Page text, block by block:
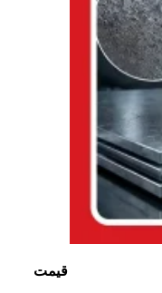
قیمت